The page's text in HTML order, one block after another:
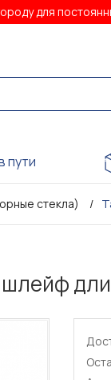
для
пути
стекла)